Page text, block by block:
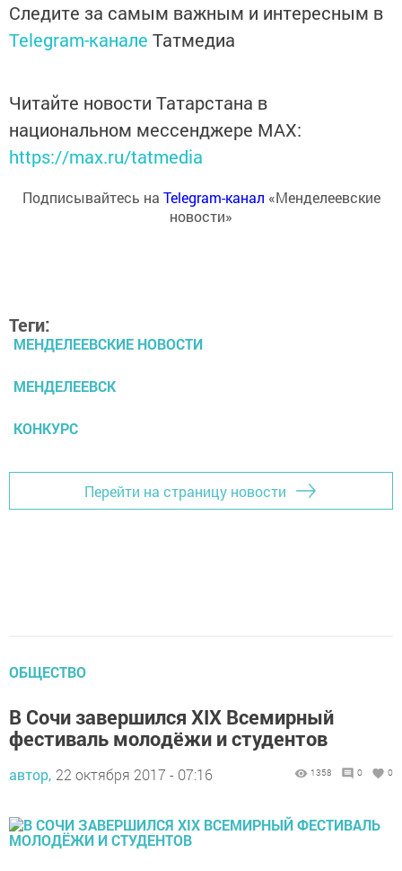
Следите за самым важным и интересным в
Telegram-канале Татмедиа
Читайте новости Татарстана в
национальном мессенджере MАХ:
https://max.ru/tatmedia
Подписывайтесь на Telegram-канал «Менделеевские
новости»
Теги:
МЕНДЕЛЕЕВСКИЕ НОВОСТИ
МЕНДЕЛЕЕВСК
КОНКУРС
Перейти на страницу новости
ОБЩЕСТВО
В Сочи завершился XIX Всемирный
фестиваль молодёжи и студентов
автор, 22 октября 2017 - 07:16 1358 0 0